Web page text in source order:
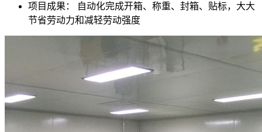
项目成果：
自动化完成开箱、称重、封箱、贴标，大大
节省劳动力和减轻劳动强度